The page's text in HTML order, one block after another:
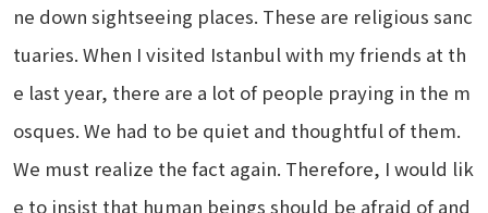
ne down sightseeing places. These are religious sanc
tuaries. When I visited Istanbul with my friends at th
e last year, there are a lot of people praying in the m
osques. We had to be quiet and thoughtful of them.
We must realize the fact again. Therefore, I would lik
e to insist that human beings should be afraid of and